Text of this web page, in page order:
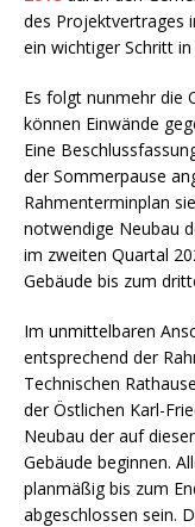
des Projektvertrages
ein wichtiger Schritt
Es folgt nunmehr die
können Einwände
Eine
der Sommerpause
Rahmenterminplan
notwendige Neubau
im zweiten Quartal
Gebäude bis zum
Im unmittelbaren
entsprechend der
Technischen
der Östlichen Karl-
Neubau der auf
Gebäude beginnen.
planmäßig bis zum
abgeschlossen sein.